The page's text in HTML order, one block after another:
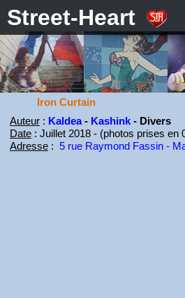
Street-Heart
Iron Curtain
Auteur: Kaldea- Kashink- Divers
Date: Juillet 2018 - (photos prises en
Adresse: 5 rue Raymond Fassin -